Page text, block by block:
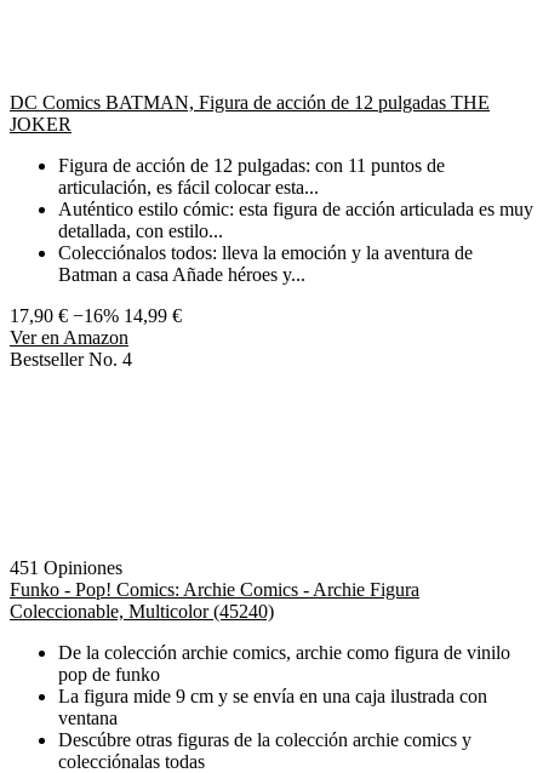
DC Comics BATMAN, Figura de acción de 12 pulgadas THE
JOKER
Figura de acción de 12 pulgadas: con 11 puntos de
articulación, es fácil colocar esta...
Auténtico estilo cómic: esta figura de acción articulada es muy
detallada, con estilo...
Colecciónalos todos: lleva la emoción y la aventura de
Batman a casa Añade héroes y...
17,90 € −16% 14,99 €
Ver en Amazon
Bestseller No. 4
451 Opiniones
Funko - Pop! Comics: Archie Comics - Archie Figura
Coleccionable, Multicolor (45240)
De la colección archie comics, archie como figura de vinilo
pop de funko
La figura mide 9 cm y se envía en una caja ilustrada con
ventana
Descúbre otras figuras de la colección archie comics y
colecciónalas todas